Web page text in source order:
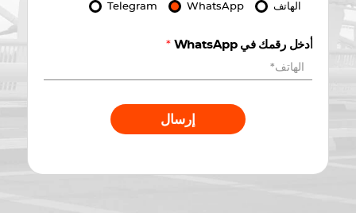
الهاتف WhatsApp
Telegram
أدخل رقمك في WhatsApp *
إرسال